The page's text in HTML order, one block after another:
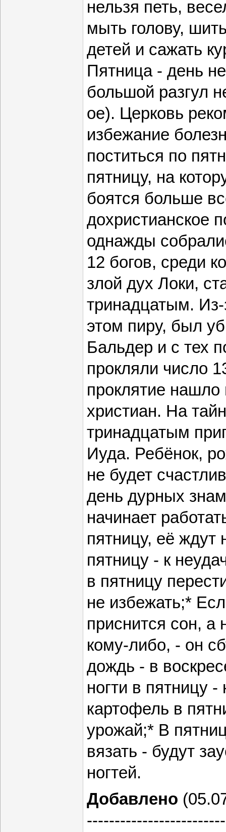
нельзя петь,
мыть голову,
детей и сажать
Пятница - день
большой разгул
ое). Церковь
избежание
поститься по
пятницу, на
боятся больше
дохристианское
однажды
12 богов, среди
злой дух Локи,
тринадцатым. Из-
этом пиру, был
Бальдер и с тех
прокляли число
проклятие
христиан. На
тринадцатым
Иуда. Ребёнок,
не будет
день дурных
начинает
пятницу, её ждут
пятницу - к
в пятницу
не избежать;*
приснится сон, а
кому-либо, - он
дождь - в
ногти в пятницу
картофель в
урожай;* В
вязать - будут
ногтей.
Добавлено